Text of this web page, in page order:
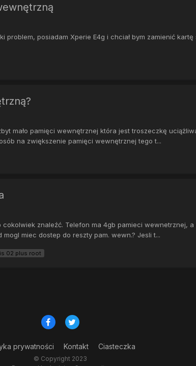
problem, posiadam Xperie E4g i chciał bym zamienić
mało pamięci wewnętrznej która jest troszeczkę
na zwiększenie pamięci wewnętrznej tego t...
znaleźć. Telefon ma 4gb pamieci wewnetrznej,
miec dostep do reszty pam. wewn.? Jesli t...
02 plus root
prywatności Kontakt Ciasteczka
© Copyright 2023